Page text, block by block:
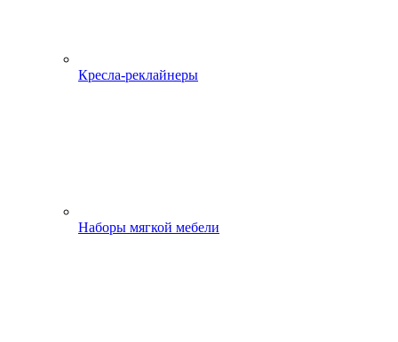
Кресла-реклайнеры
Наборы мягкой мебели